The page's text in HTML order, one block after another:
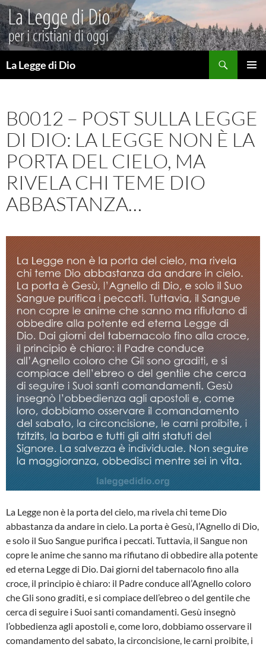
Vai
al
contenuto
La Legge di Dio
B0012 – POST SULLA LEGGE
DI DIO: LA LEGGE NON È LA
PORTA DEL CIELO, MA
RIVELA CHI TEME DIO
ABBASTANZA…
La Legge non è la porta del cielo, ma rivela chi teme Dio
abbastanza da andare in cielo. La porta è Gesù, l’Agnello di Dio,
e solo il Suo Sangue purifica i peccati. Tuttavia, il Sangue non
copre le anime che sanno ma rifiutano di obbedire alla potente
ed eterna Legge di Dio. Dai giorni del tabernacolo fino alla
croce, il principio è chiaro: il Padre conduce all’Agnello coloro
che Gli sono graditi, e si compiace dell’ebreo o del gentile che
cerca di seguire i Suoi santi comandamenti. Gesù insegnò
l’obbedienza agli apostoli e, come loro, dobbiamo osservare il
comandamento del sabato, la circoncisione, le carni proibite, i